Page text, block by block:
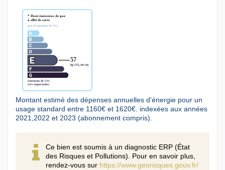
Montant estimé des dépenses annuelles d'énergie pour un
usage standard entre 1160€ et 1620€. indexées aux années
2021,2022 et 2023 (abonnement compris).
Ce bien est soumis à un diagnostic ERP (État
des Risques et Pollutions). Pour en savoir plus,
rendez-vous sur https://www.georisques.gouv.fr/